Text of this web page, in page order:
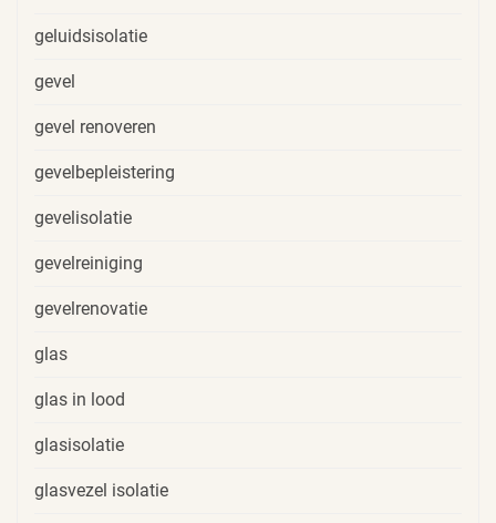
geluidsisolatie
gevel
gevel renoveren
gevelbepleistering
gevelisolatie
gevelreiniging
gevelrenovatie
glas
glas in lood
glasisolatie
glasvezel isolatie